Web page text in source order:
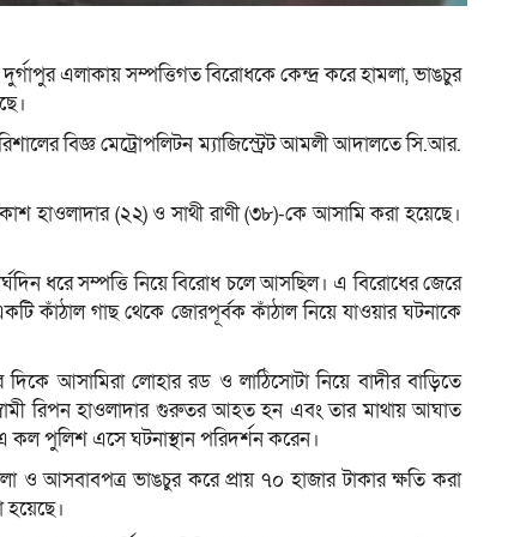
এলাকায় সম্পত্তিগত বিরোধকে কেন্দ্র করে হামলা, ভাঙচুর
বিজ্ঞ মেট্রোপলিটন ম্যাজিস্ট্রেট আমলী আদালতে সি.আর.
হাওলাদার (২২) ও সাথী রাণী (৩৮)-কে আসামি করা হয়েছে।
ধরে সম্পত্তি নিয়ে বিরোধ চলে আসছিল। এ বিরোধের জেরে
কাঁঠাল গাছ থেকে জোরপূর্বক কাঁঠাল নিয়ে যাওয়ার ঘটনাকে
আসামিরা লোহার রড ও লাঠিসোটা নিয়ে বাদীর বাড়িতে
রিপন হাওলাদার গুরুতর আহত হন এবং তার মাথায় আঘাত
পুলিশ এসে ঘটনাস্থান পরিদর্শন করেন।
ও আসবাবপত্র ভাঙচুর করে প্রায় ৭০ হাজার টাকার ক্ষতি করা